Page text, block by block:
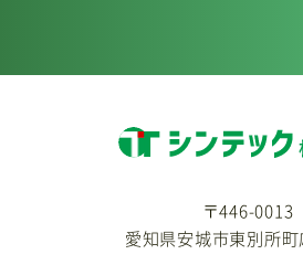
〒446-0013
愛知県安城市東別所